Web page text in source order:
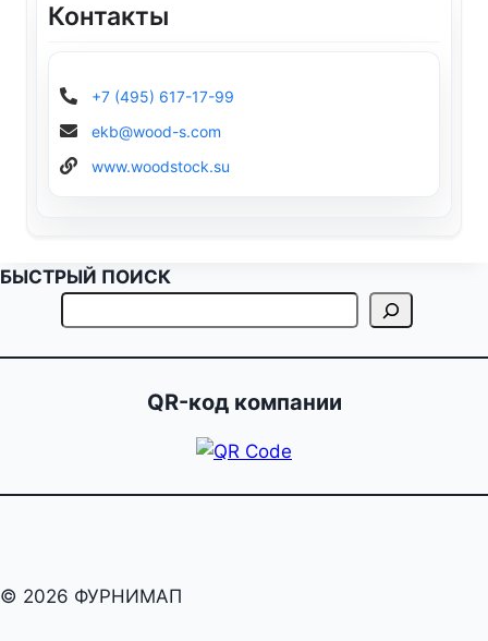
Контакты
+7 (495) 617-17-99
ekb@wood-s.com
www.woodstock.su
БЫСТРЫЙ ПОИСК
QR-код компании
© 2026 ФУРНИМАП